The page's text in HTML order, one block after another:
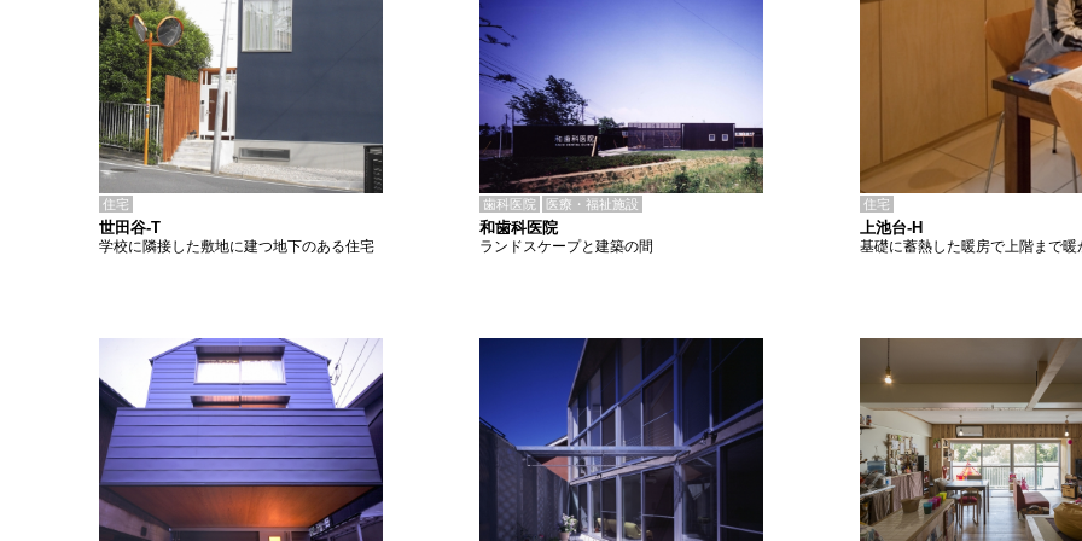
住宅
世田谷-T
学校に隣接した敷地に建つ地下のある住宅
歯科医院 医療・福祉施設
和歯科医院
ランドスケープと建築の間
住宅
上池台-H
基礎に蓄熱した暖房で上階まで暖